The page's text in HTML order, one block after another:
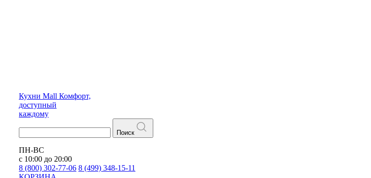
Кухни Mall Комфорт,
доступный
каждому
Поиск
ПН-ВС
с 10:00 до 20:00
8 (800) 302-77-06 8 (499) 348-15-11